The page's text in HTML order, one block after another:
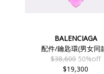
BALENCIAGA
配件/鑰匙環(男女同
$38,600 50%off
$19,300